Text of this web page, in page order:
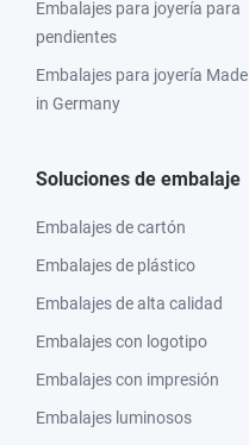
Embalajes para joyería para
pendientes
Embalajes para joyería Made
in Germany
Soluciones de embalaje
Embalajes de cartón
Embalajes de plástico
Embalajes de alta calidad
Embalajes con logotipo
Embalajes con impresión
Embalajes luminosos